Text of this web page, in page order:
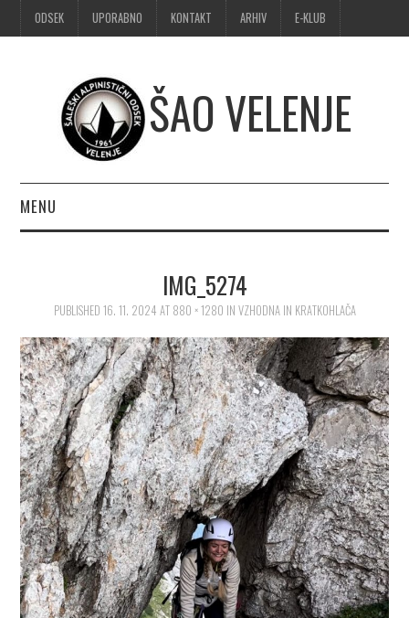
ODSEK UPORABNO KONTAKT ARHIV E-KLUB
ŠAO VELENJE
MENU
ALPINIZEM
ŠPORTNO PLEZANJE
PLEZALNI KROŽEK
IMG_5274
PUBLISHED 16. 11. 2024 AT 880 × 1280 IN VZHODNA IN KRATKOHLAČA